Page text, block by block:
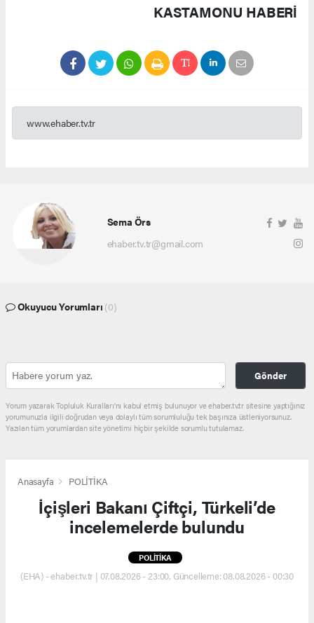
KASTAMONU HABERİ
www.ehaber.tv.tr
Sema Örs
ehaber.tv.tr@gmail.com
Okuyucu Yorumları (0)
Gönder
Yorum yazarak Topluluk Kuralları’nı kabul etmiş bulunuyor ve ehaber.tv.tr sitesine yaptığınız
yorumunuzla ilgili doğrudan veya dolaylı tüm sorumluluğu tek başınıza üstleniyorsunuz.
Yazılan tüm yorumlardan site yönetimi hiçbir şekilde sorumlu tutulamaz.
Anasayfa POLİTİKA
İçişleri Bakanı Çiftçi, Türkeli’de
incelemelerde bulundu
POLİTİKA
(EHA) - ehaber.tv.tr | 07.08.2026 - 23:00, Güncelleme: 08.08.2026 - 00:30